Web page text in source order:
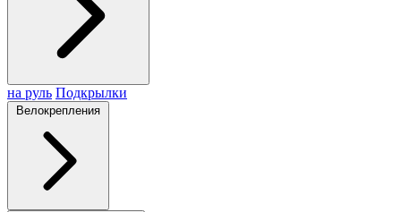
на руль Подкрылки
Велокрепления